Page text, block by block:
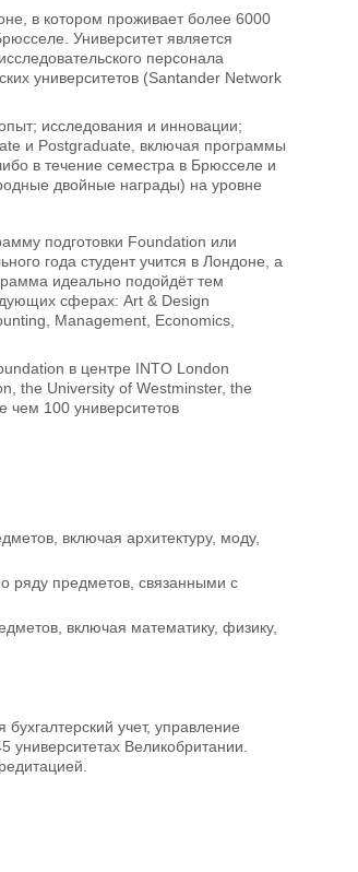
в котором проживает более 6000
Университет является
персонала
университетов (Santander Network
исследования и инновации;
и Postgraduate, включая программы
в течение семестра в Брюсселе и
двойные награды) на уровне
подготовки Foundation или
года студент учится в Лондоне, а
идеально подойдёт тем
сферах: Art & Design
Management, Economics,
в центре INTO London
the University of Westminster, the
чем 100 университетов
включая архитектуру, моду,
ряду предметов, связанными с
включая математику, физику,
учет, управление
Великобритании.